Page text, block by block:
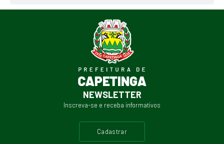
NEWSLETTER
Inscreva-se e receba informativos
cadastrar